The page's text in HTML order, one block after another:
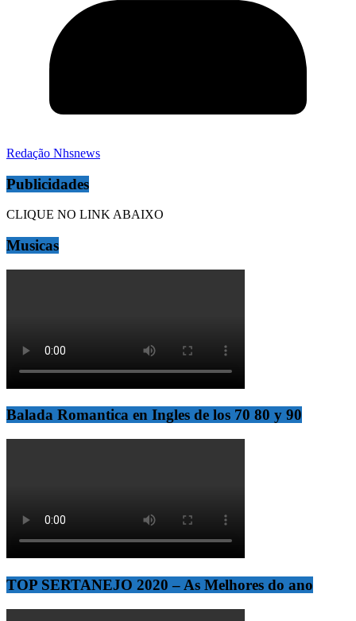
Redação Nhsnews
Publicidades
CLIQUE NO LINK ABAIXO
Musicas
Balada Romantica en Ingles de los 70 80 y 90
TOP SERTANEJO 2020 – As Melhores do ano